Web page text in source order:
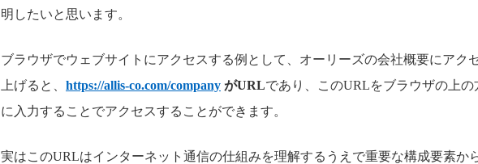
明したいと思います。
ブラウザでウェブサイトにアクセスする例として、オーリーズの会社概要にアク
上げると、 https://allis-co.com/company がURLであり、このURLをブラウザの上の
に入力することでアクセスすることができます。
実はこのURLはインターネット通信の仕組みを理解するうえで重要な構成要素か